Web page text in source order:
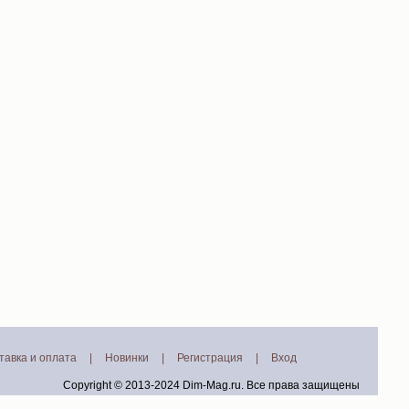
и оплата | Новинки | Регистрация | Вход
Copyright © 2013-2024 Dim-Mag.ru . Все права защищены